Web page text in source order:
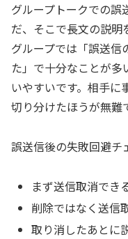
グループトークでの誤
だ、そこで長文の説明
グループでは「誤送信
た」で十分なことが
いやすいです。相手に
切り分けたほうが無難
誤送信後の失敗回避チ
まず送信取消でき
削除ではなく送信
取り消したあとに